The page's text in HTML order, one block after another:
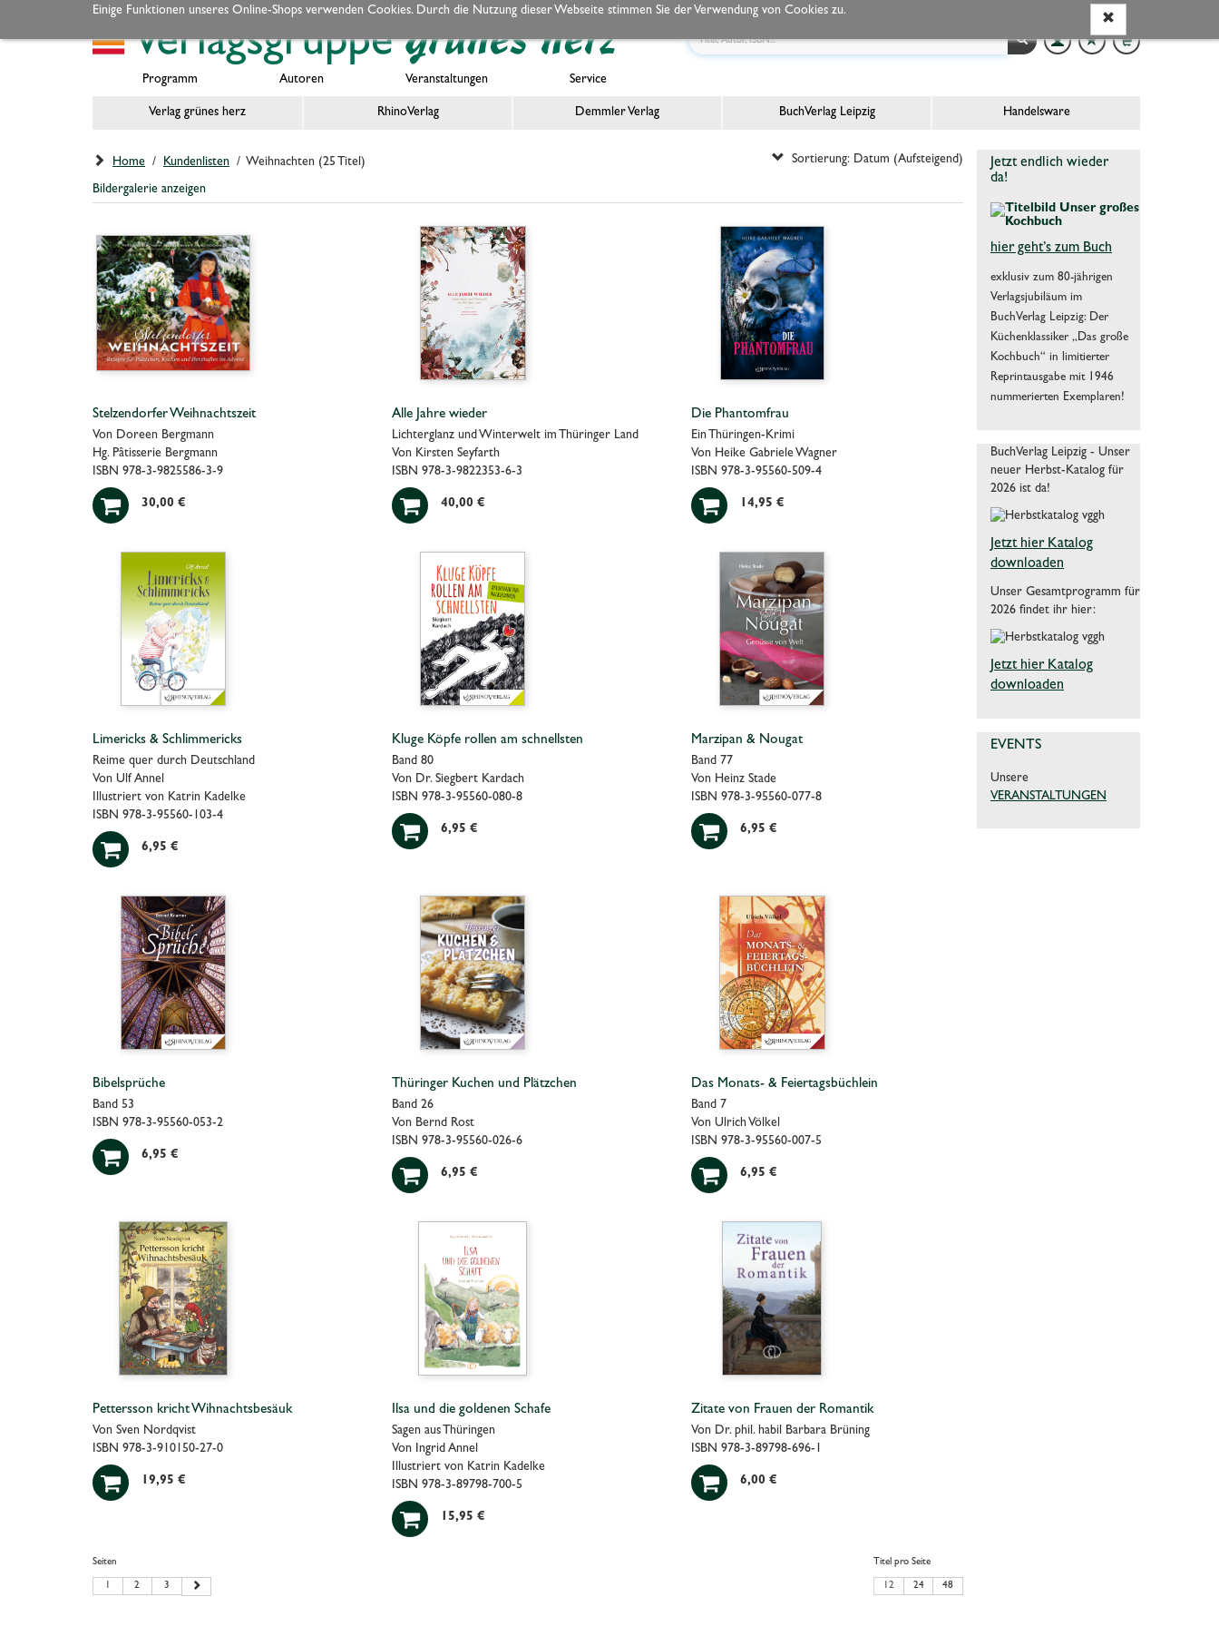
Einige Funktionen unseres Online-Shops verwenden Cookies. Durch die Nutzung dieser Webseite stimmen Sie der Verwendung von Cookies zu.
Verlag grünes herz RhinoVerlag Demmler Verlag BuchVerlag Leipzig Handelsware
Programm Autoren Veranstaltungen Service
Home / Kundenlisten / Weihnachten (25 Titel) Sortierung: Datum (Aufsteigend)
Bildergalerie anzeigen
Stelzendorfer Weihnachtszeit
Von Doreen Bergmann
Hg. Pâtisserie Bergmann
ISBN 978-3-9825586-3-9
 30,00 €
Alle Jahre wieder
Lichterglanz und Winterwelt im Thüringer Land
Von Kirsten Seyfarth
ISBN 978-3-9822353-6-3
 40,00 €
Die Phantomfrau
Ein Thüringen-Krimi
Von Heike Gabriele Wagner
ISBN 978-3-95560-509-4
 14,95 €
Limericks & Schlimmericks
Reime quer durch Deutschland
Von Ulf Annel
Illustriert von Katrin Kadelke
ISBN 978-3-95560-103-4
 6,95 €
Kluge Köpfe rollen am schnellsten
Band 80
Von Dr. Siegbert Kardach
ISBN 978-3-95560-080-8
 6,95 €
Marzipan & Nougat
Band 77
Von Heinz Stade
ISBN 978-3-95560-077-8
 6,95 €
Bibelsprüche
Band 53
ISBN 978-3-95560-053-2
 6,95 €
Thüringer Kuchen und Plätzchen
Band 26
Von Bernd Rost
ISBN 978-3-95560-026-6
 6,95 €
Das Monats- & Feiertagsbüchlein
Band 7
Von Ulrich Völkel
ISBN 978-3-95560-007-5
 6,95 €
Pettersson kricht Wihnachtsbesäuk
Von Sven Nordqvist
ISBN 978-3-910150-27-0
 19,95 €
Ilsa und die goldenen Schafe
Sagen aus Thüringen
Von Ingrid Annel
Illustriert von Katrin Kadelke
ISBN 978-3-89798-700-5
 15,95 €
Zitate von Frauen der Romantik
Von Dr. phil. habil Barbara Brüning
ISBN 978-3-89798-696-1
 6,00 €
Seiten
1 2 3
Titel pro Seite
12 24 48
Jetzt endlich wieder
da!
hier geht’s zum Buch
exklusiv zum 80-jährigen
Verlagsjubiläum im
BuchVerlag Leipzig: Der
Küchenklassiker „Das große
Kochbuch“ in limitierter
Reprintausgabe mit 1946
nummerierten Exemplaren!
BuchVerlag Leipzig - Unser
neuer Herbst-Katalog für
2026 ist da!
Jetzt hier Katalog
downloaden
Unser Gesamtprogramm für
2026 findet ihr hier:
Jetzt hier Katalog
downloaden
EVENTS
Unsere
VERANSTALTUNGEN